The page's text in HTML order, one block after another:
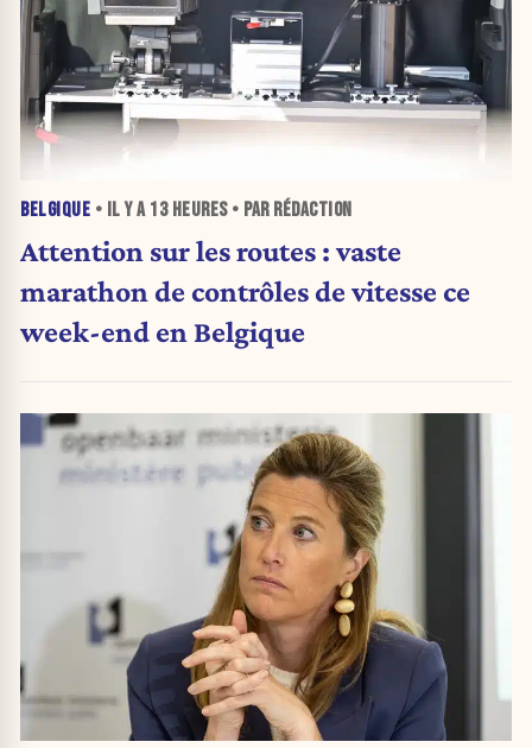
BELGIQUE • IL Y A 13 HEURES• PAR RÉDACTION
Attention sur les routes : vaste
marathon de contrôles de vitesse ce
week-end en Belgique